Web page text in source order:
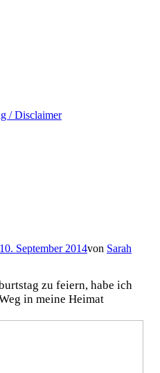
/ Disclaimer
10. September 2014von Sarah
zu feiern, habe ich
in meine Heimat